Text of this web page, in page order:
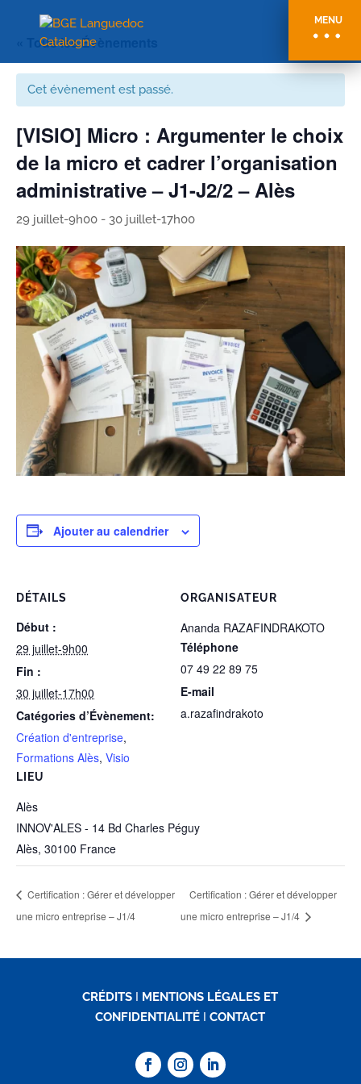
MENU
« Tous les Évènements
Cet évènement est passé.
[VISIO] Micro : Argumenter le choix
de la micro et cadrer l’organisation
administrative – J1-J2/2 – Alès
29 juillet-9h00 - 30 juillet-17h00
Ajouter au calendrier
DÉTAILS
Début :
29 juillet-9h00
Fin :
30 juillet-17h00
Catégories d’Évènement:
Création d'entreprise,
Formations Alès, Visio
LIEU
Alès
INNOV'ALES - 14 Bd Charles Péguy
Alès, 30100 France
ORGANISATEUR
Ananda RAZAFINDRAKOTO
Téléphone
07 49 22 89 75
E-mail
a.razafindrakoto
Certification : Gérer et développer
une micro entreprise – J1/4
Certification : Gérer et développer
une micro entreprise – J1/4
CRÉDITS
MENTIONS LÉGALES ET
CONFIDENTIALITÉ ICONTACT